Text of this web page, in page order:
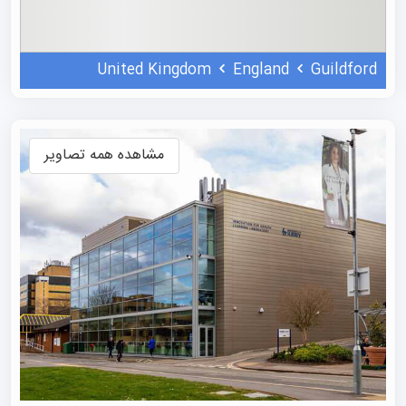
دانشگاه‌ها قرار داشته است و رشته‌هایی مانند مدیریت هتلداری
با رزرو وقت
مشاوره پذیرش تحصیلی
علمی نو، می‌توانید شانس خود را برای حضور در این مجموعه به
طور دقیق ارزیابی کنید. در این جلسه مشاوره، متخصصان مجرب
با بررسی موارد مختلف، به شما در تصمیم‌گیری برای انتخاب
این دانشگاه کمک می‌کنند.
رشته‌ های دانشگاه ساری
دانشگاه ساری برای دانشجویان بین المللی ۹۶ دوره کارشناسی و
۱۰۱ دوره ارشد و دکتری ارائه می‌دهد. این مرکز در دوره‌های
مهندسی و علوم داده و سیستم‌های اطلاعاتی پیشتاز است. این
United Kingdom England Guildford
مشاهده همه تصاویر